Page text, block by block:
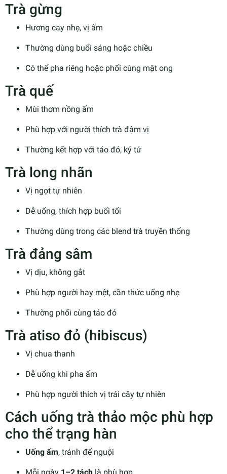
Trà gừng
Hương cay nhẹ, vị ấm
Thường dùng buổi sáng hoặc chiều
Có thể pha riêng hoặc phối cùng mật ong
Trà quế
Mùi thơm nồng ấm
Phù hợp với người thích trà đậm vị
Thường kết hợp với táo đỏ, kỷ tử
Trà long nhãn
Vị ngọt tự nhiên
Dễ uống, thích hợp buổi tối
Thường dùng trong các blend trà truyền thống
Trà đảng sâm
Vị dịu, không gắt
Phù hợp người hay mệt, cần thức uống nhẹ
Thường phối cùng táo đỏ
Trà atiso đỏ (hibiscus)
Vị chua thanh
Dễ uống khi pha ấm
Phù hợp người thích vị trái cây tự nhiên
Cách uống trà thảo mộc phù hợp
cho thể trạng hàn
Uống ấm, tránh để nguội